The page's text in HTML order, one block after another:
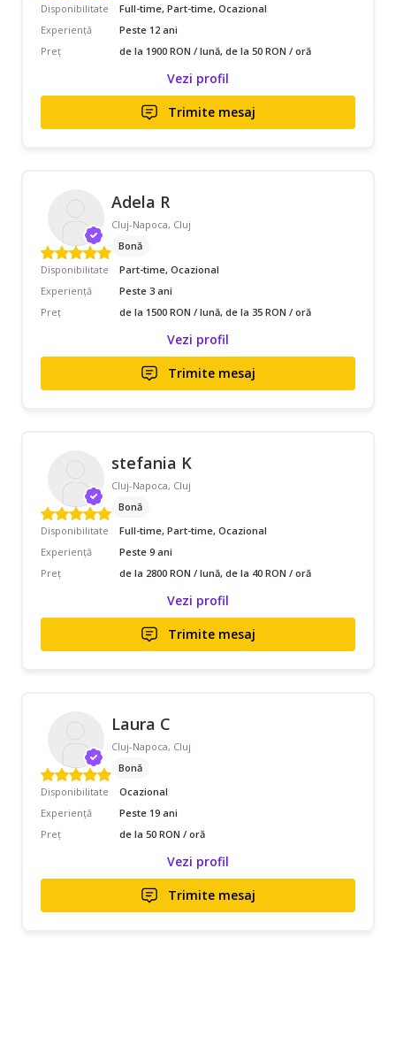
Disponibilitate
Full-time, Part-time, Ocazional
Experiență
Peste 12 ani
Preț
de la 1900 RON / lună, de la 50 RON / oră
Vezi profil
Trimite mesaj
Adela R
Cluj-Napoca, Cluj
Bonă
Disponibilitate
Part-time, Ocazional
Experiență
Peste 3 ani
Preț
de la 1500 RON / lună, de la 35 RON / oră
Vezi profil
Trimite mesaj
stefania K
Cluj-Napoca, Cluj
Bonă
Disponibilitate
Full-time, Part-time, Ocazional
Experiență
Peste 9 ani
Preț
de la 2800 RON / lună, de la 40 RON / oră
Vezi profil
Trimite mesaj
Laura C
Cluj-Napoca, Cluj
Bonă
Disponibilitate
Ocazional
Experiență
Peste 19 ani
Preț
de la 50 RON / oră
Vezi profil
Trimite mesaj